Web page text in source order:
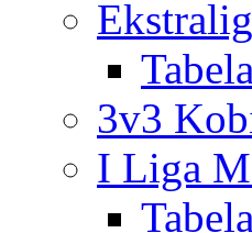
3v3
I Liga